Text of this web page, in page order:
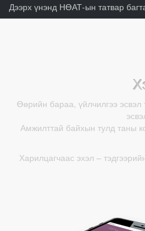
Дээрх үнэнд НӨАТ-ын татвар
Өөрийн бараа, үйлчилгээ
Амжилттай байхын тулд таны
Харилцагчаас эхэл –